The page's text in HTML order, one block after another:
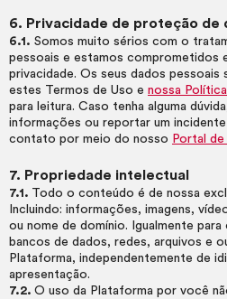
6. Privacidade de proteção de
6.1. Somos muito sérios com o
pessoais e estamos comprometidos
privacidade. Os seus dados
estes Termos de Uso e nossa
para leitura. Caso tenha alguma
informações ou reportar um
contato por meio do nosso Portal
7. Propriedade intelectual
7.1. Todo o conteúdo é de nossa
Incluindo: informações, imagens,
ou nome de domínio. Igualmente
bancos de dados, redes, arquivos e
Plataforma, independentemente de
apresentação.
7.2. O uso da Plataforma por você